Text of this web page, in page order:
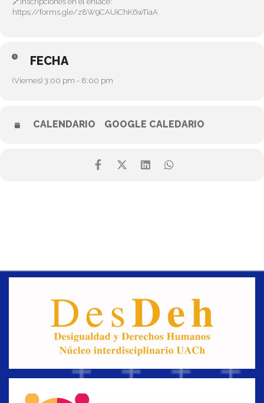
https://forms.gle/z8W9CAUiChK6wTiaA
FECHA
(Viernes) 3:00 pm - 8:00 pm
CALENDARIO GOOGLE CALEDARIO